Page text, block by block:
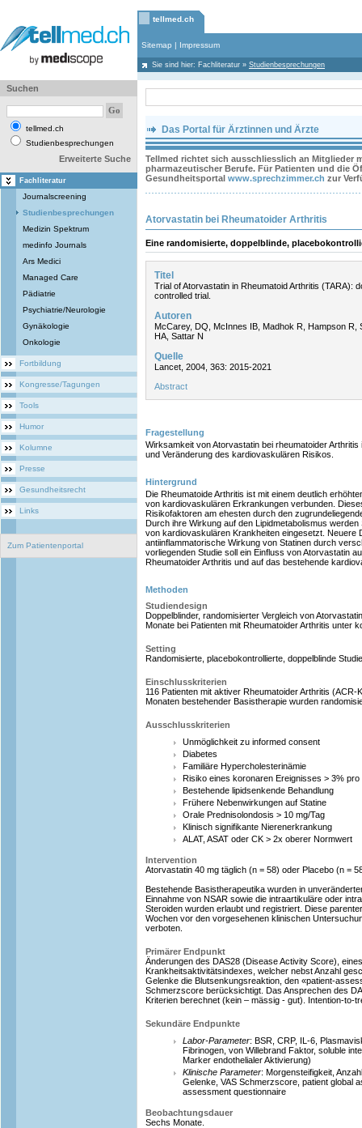
tellmed.ch
Sitemap | Impressum
Sie sind hier: Fachliteratur » Studienbesprechungen
Suchen
tellmed.ch
Studienbesprechungen
Erweiterte Suche
Fachliteratur
Journalscreening
Studienbesprechungen
Medizin Spektrum
medinfo Journals
Ars Medici
Managed Care
Pädiatrie
Psychiatrie/Neurologie
Gynäkologie
Onkologie
Fortbildung
Kongresse/Tagungen
Tools
Humor
Kolumne
Presse
Gesundheitsrecht
Links
Zum Patientenportal
Das Portal für Ärztinnen und Ärzte
Tellmed richtet sich ausschliesslich an Mitglieder
pharmazeutischer Berufe. Für Patienten und die
Gesundheitsportal www.sprechzimmer.ch zur
Atorvastatin bei Rheumatoider Arthritis
Eine randomisierte, doppelblinde,
Titel
Trial of Atorvastatin in Rheumatoid Arthritis (TARA):
controlled trial.
Autoren
McCarey, DQ, McInnes IB, Madhok R, Hampson R,
HA, Sattar N
Quelle
Lancet, 2004, 363: 2015-2021
Abstract
Fragestellung
Wirksamkeit von Atorvastatin bei rheumatoider
und Veränderung des kardiovaskulären Risikos.
Hintergrund
Die Rheumatoide Arthritis ist mit einem deutlich
von kardiovaskulären Erkrankungen verbunden.
Risikofaktoren am ehesten durch den
Durch ihre Wirkung auf den Lipidmetabolismus
von kardiovaskulären Krankheiten eingesetzt. Neuere
antiinflammatorische Wirkung von Statinen durch
vorliegenden Studie soll ein Einfluss von Atorvastatin
Rheumatoider Arthritis und auf das bestehende
Methoden
Studiendesign
Doppelblinder, randomisierter Vergleich von
Monate bei Patienten mit Rheumatoider Arthritis unter
Setting
Randomisierte, placebokontrollierte, doppelblinde
Einschlusskriterien
116 Patienten mit aktiver Rheumatoider Arthritis
Monaten bestehender Basistherapie wurden
Ausschlusskriterien
Unmöglichkeit zu informed consent
Diabetes
Familiäre Hypercholesterinämie
Risiko eines koronaren Ereignisses > 3% pro
Bestehende lipidsenkende Behandlung
Frühere Nebenwirkungen auf Statine
Orale Prednisolondosis > 10 mg/Tag
Klinisch signifikante Nierenerkrankung
ALAT, ASAT oder CK > 2x oberer Normwert
Intervention
Atorvastatin 40 mg täglich (n = 58) oder Placebo (n =
Bestehende Basistherapeutika wurden in
Einnahme von NSAR sowie die intraartikuläre oder
Steroiden wurden erlaubt und registriert. Diese
Wochen vor den vorgesehenen klinischen
verboten.
Primärer Endpunkt
Änderungen des DAS28 (Disease Activity Score),
Krankheitsaktivitätsindexes, welcher nebst Anzahl
Gelenke die Blutsenkungsreaktion, den «patient-
Schmerzscore berücksichtigt. Das Ansprechen des
Kriterien berechnet (kein – mässig - gut). Intention-to-
Sekundäre Endpunkte
Labor-Parameter: BSR, CRP, IL-6,
Fibrinogen, von Willebrand Faktor, soluble
Marker endothelialer Aktivierung)
Klinische Parameter: Morgensteifigkeit,
Gelenke, VAS Schmerzscore, patient global
assessment questionnaire
Beobachtungsdauer
Sechs Monate.